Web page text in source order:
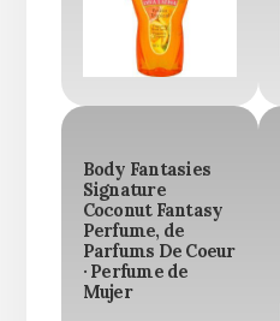
Body Fantasies
Signature
Coconut Fantasy
Perfume, de
Parfums De Coeur
· Perfume de
Mujer